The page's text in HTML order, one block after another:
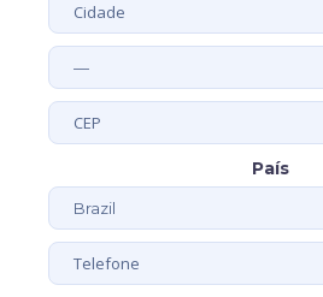
—
País
Brazil